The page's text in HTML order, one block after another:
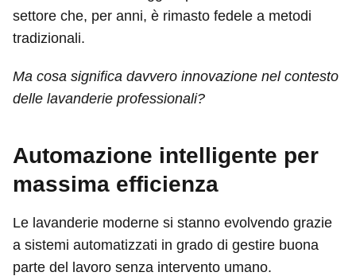
settore che, per anni, è rimasto fedele a metodi
tradizionali.
Ma cosa significa davvero innovazione nel contesto
delle lavanderie professionali?
Automazione intelligente per
massima efficienza
Le lavanderie moderne si stanno evolvendo grazie
a sistemi automatizzati in grado di gestire buona
parte del lavoro senza intervento umano.